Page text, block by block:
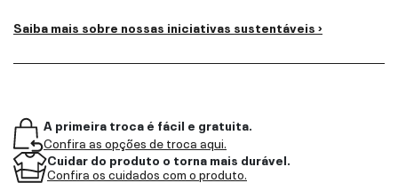
Saiba mais sobre nossas iniciativas sustentáveis ›
A primeira troca é fácil e gratuita.
Confira as opções de troca aqui.
Cuidar do produto o torna mais durável.
Confira os cuidados com o produto.